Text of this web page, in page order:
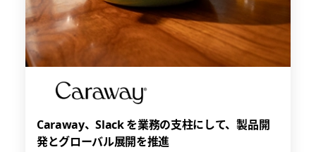
Caraway、Slack を業務の支柱にして、製品開
発とグローバル展開を推進